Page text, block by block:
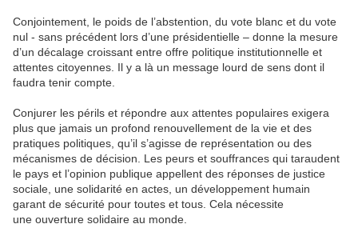
Conjointement, le poids de l’abstention, du vote blanc et du vote
nul - sans précédent lors d’une présidentielle – donne la mesure
d’un décalage croissant entre offre politique institutionnelle et
attentes citoyennes. Il y a là un message lourd de sens dont il
faudra tenir compte.
Conjurer les périls et répondre aux attentes populaires exigera
plus que jamais un profond renouvellement de la vie et des
pratiques politiques, qu’il s’agisse de représentation ou des
mécanismes de décision. Les peurs et souffrances qui taraudent
le pays et l’opinion publique appellent des réponses de justice
sociale, une solidarité en actes, un développement humain
garant de sécurité pour toutes et tous. Cela nécessite
une ouverture solidaire au monde.